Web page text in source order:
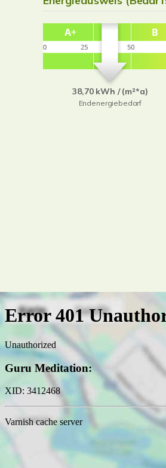
38,70 kWh / (m²*a)
Endenergiebedarf